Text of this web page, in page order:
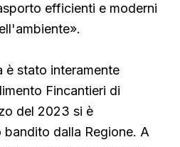
efficienti e moderni
è stato interamente
Fincantieri di
del 2023 si è
bandito dalla Regione. A